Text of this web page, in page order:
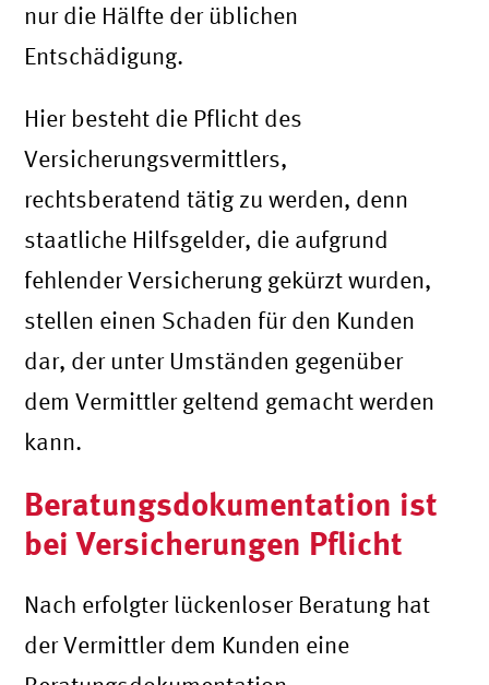
nur die Hälfte der üblichen
Entschädigung.
Hier besteht die Pflicht des
Versicherungsvermittlers,
rechtsberatend tätig zu werden, denn
staatliche Hilfsgelder, die aufgrund
fehlender Versicherung gekürzt wurden,
stellen einen Schaden für den Kunden
dar, der unter Umständen gegenüber
dem Vermittler geltend gemacht werden
kann.
Beratungsdokumentation ist
bei Versicherungen Pflicht
Nach erfolgter lückenloser Beratung hat
der Vermittler dem Kunden eine